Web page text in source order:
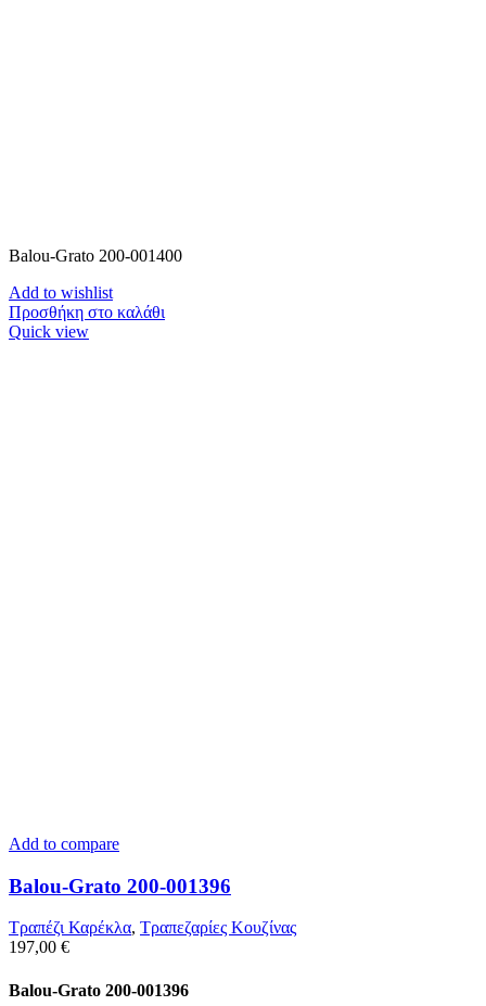
Balou-Grato 200-001400
Add to wishlist
Προσθήκη στο καλάθι
Quick view
Add to compare
Balou-Grato 200-001396
Τραπέζι Καρέκλα, Τραπεζαρίες Κουζίνας
197,00 €
Balou-Grato 200-001396